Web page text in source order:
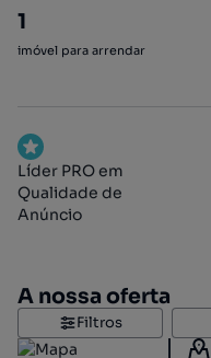
1
imóvel para arrendar
Líder PRO em
Qualidade de
Anúncio
A nossa oferta
Filtros